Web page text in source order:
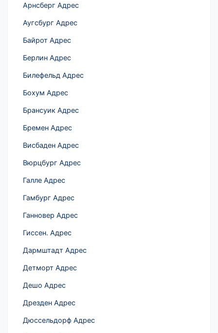
Арнсберг Адрес
Аугсбург Адрес
Байрот Адрес
Берлин Адрес
Билефельд Адрес
Бохум Адрес
Брансуик Адрес
Бремен Адрес
Висбаден Адрес
Вюрцбург Адрес
Галле Адрес
Гамбург Адрес
Ганновер Адрес
Гиссен. Адрес
Дармштадт Адрес
Детморт Адрес
Дешо Адрес
Дрезден Адрес
Дюссельдорф Адрес